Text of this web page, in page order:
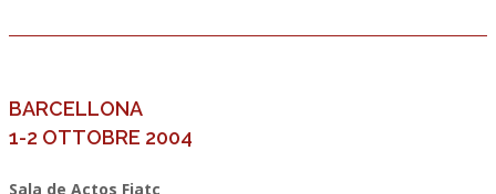
BARCELLONA
1-2 OTTOBRE 2004
Sala de Actos Fiatc